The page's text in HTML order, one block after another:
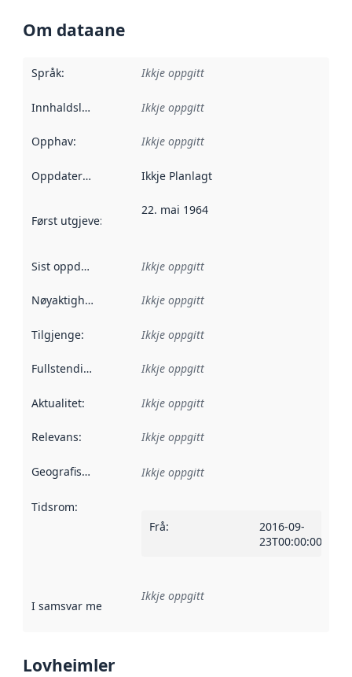
Om dataane
Språk: Ikkje oppgitt
Innhaldsleverandørar :
Ikkje oppgitt
Opphav: Ikkje oppgitt
Oppdateringsfrekvens :
Ikkje Planlagt
Først utgjeve:
22. mai 1964
Sist oppdatert Ikkje oppgitt
Nøyaktigheit Ikkje oppgitt
Tilgjenge: Ikkje oppgitt
Fullstendigheit Ikkje oppgitt
Aktualitet: Ikkje oppgitt
Relevans: Ikkje oppgitt
Geografisk område Ikkje oppgitt
Tidsrom:
Frå:
2016-09-
23T00:00:00Z
I samsvar med Referanse til ei implementeringsregel eller
Ikkje oppgitt
Lovheimler